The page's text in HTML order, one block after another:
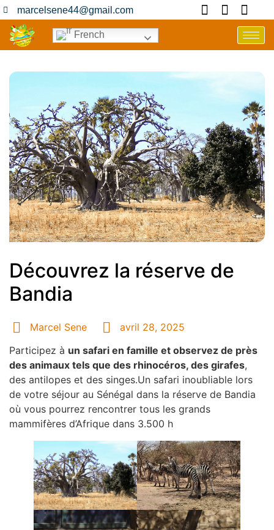
marcelsene44@gmail.com
French
Découvrez la réserve de
Bandia
Marcel Sene
avril 28, 2025
Participez à un safari en famille et observez de près
des animaux tels que des rhinocéros, des girafes,
des antilopes et des singes.Un safari inoubliable lors
de votre séjour au Sénégal dans la réserve de Bandia
où vous pourrez rencontrer tous les grands
mammifères d’Afrique dans 3.500 h